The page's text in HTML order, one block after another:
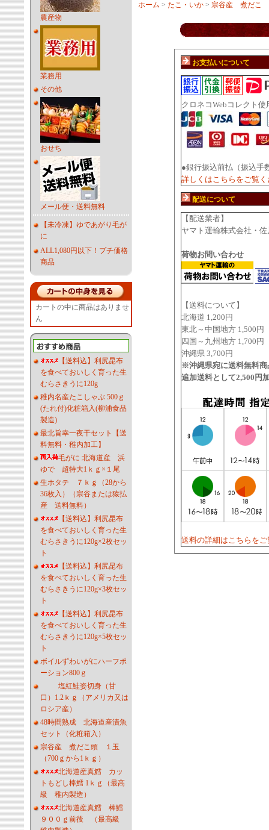
農産物
業務用
その他
おせち
メール便・送料無料
【未冷凍】ゆであがり毛が
に
ALL1,080円以下！プチ価格
商品
カートの中に商品はありませ
ん
【送料込】利尻昆布
を食べておいしく育った生
むらさきうに120g
稚内名産たこしゃぶ 500ｇ
(たれ付)化粧箱入(柳浦食品
製造)
最北旨幸一夜干セット【送
料無料・稚内加工】
毛がに 北海道産 浜
ゆで 超特大1ｋｇ×１尾
生ホタテ ７ｋｇ（28から
36枚入）（宗谷または猿払
産 送料無料）
【送料込】利尻昆布
を食べておいしく育った生
むらさきうに120g×2枚セッ
ト
【送料込】利尻昆布
を食べておいしく育った生
むらさきうに120g×3枚セッ
ト
【送料込】利尻昆布
を食べておいしく育った生
むらさきうに120g×5枚セッ
ト
ボイルずわいがにハーフポ
ーション800ｇ
塩紅鮭姿切身（甘
口）1.2ｋｇ（アメリカ又は
ロシア産）
48時間熟成 北海道産漬魚
セット（化粧箱入）
宗谷産 煮だこ頭 １玉
（700ｇから1ｋｇ）
北海道産真鱈 カッ
トもどし棒鱈 1ｋｇ（最高
級 稚内製造）
北海道産真鱈 棒鱈
９００ｇ前後 （最高級
ホーム > たこ・いか > 宗谷産 煮だこ
お支払いについて
クロネコWebコレクト
●銀行振込前払（振込手
詳しくはこちらをご覧く
配送について
【配送業者】
ヤマト運輸株式会社・
荷物お問い合わせ
【送料について】
北海道 1,200円
東北～中国地方 1,500円
四国～九州地方 1,700円
沖縄県 3,700円
※沖縄県宛に送料無料
追加送料として2,500円
送料の詳細はこちらを